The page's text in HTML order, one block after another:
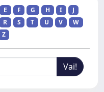
E F G H I
J
R S T U V
W
Z